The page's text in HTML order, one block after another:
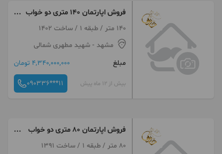
فروش اپارتمان 140 متری دو خواب
قولنامه ای مطهری شمالی
140 متر / طبقه 1 / ساخت 1402
مشهد - شهید مطهری شمالی
مبلغ
4,340,000,000 تومان
بیش از 12 ماه پیش 090336***11
فروش اپارتمان 80 متری دو خواب
قولنامه ای مطهری شمالی 3680 متر / طبقه 1 / ساخت 1391